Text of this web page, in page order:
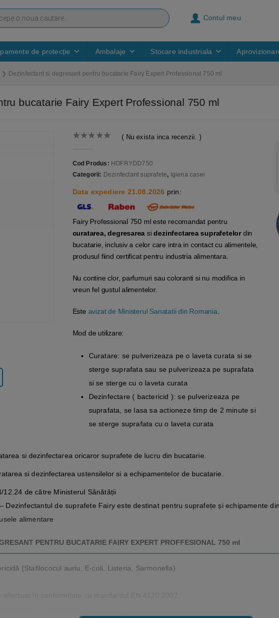
Contul meu
de protecție Ambalaje Stocare industriala
Dezinfectant si degresant pentru bucatarie Fairy Expert Professional 750 ml
bucatarie Fairy Expert Professional 750 ml
( Nu exista inca recenzii. )
Cod Produs: HOFRYDD750
Categorii: Dezinfectant suprafete, Igiena casei
Data expediere 21.08.2026 prin:
Fairy Professional 750 ml este recomandat pentru
curatarea, degresareasi dezinfectarea suprafetelordin
bucatarie, inclusiv a celor care intra in contact cu alimentele,
produsul fiind certificat pentru industria alimentara.
Nu contine clor, parfumuri sau coloranti si nu modifica in
vreun fel gustul alimentelor.
Este avizat de Ministerul Sanatatii din Romania.
Mod de utilizare:
Curatare: se pulverizeaza pe o laveta curata si se
sterge suprafata sau se pulverizeaza pe suprafata
si se sterge cu o laveta curata
Dezinfectare ( bactericid ): se pulverizeaza pe
suprafata, se lasa sa actioneze timp de 2 minute si
se sterge suprafata cu o laveta curata
si dezinfectarea oricaror suprafete de lucru din bucatarie.
si dezinfectarea ustensilelor si a echipamentelor de bucatarie.
de către Ministerul Sănătății
Dezinfectantul de suprafete Fairy este destinat pentru suprafețe și echipamente
alimentare
PENTRU BUCATARIE FAIRY EXPERT PROFFESIONAL 750 ml
(Stafilococul auriu, E-coli, Listeria, Sarmonella)